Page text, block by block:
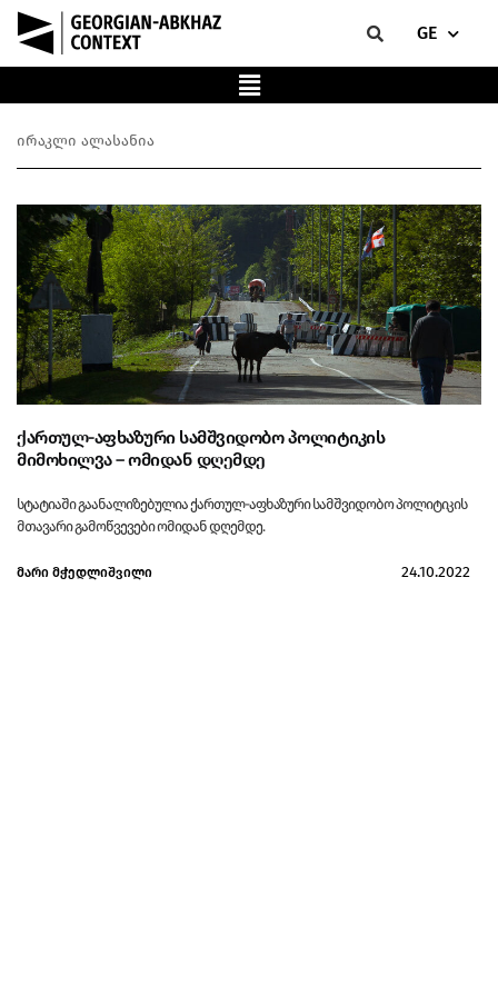
GE
ირაკლი ალასანია
ქართულ-აფხაზური სამშვიდობო პოლიტიკის
მიმოხილვა – ომიდან დღემდე
სტატიაში გაანალიზებულია ქართულ-აფხაზური სამშვიდობო პოლიტიკის
მთავარი გამოწვევები ომიდან დღემდე.
მარი მჭედლიშვილი 24.10.2022